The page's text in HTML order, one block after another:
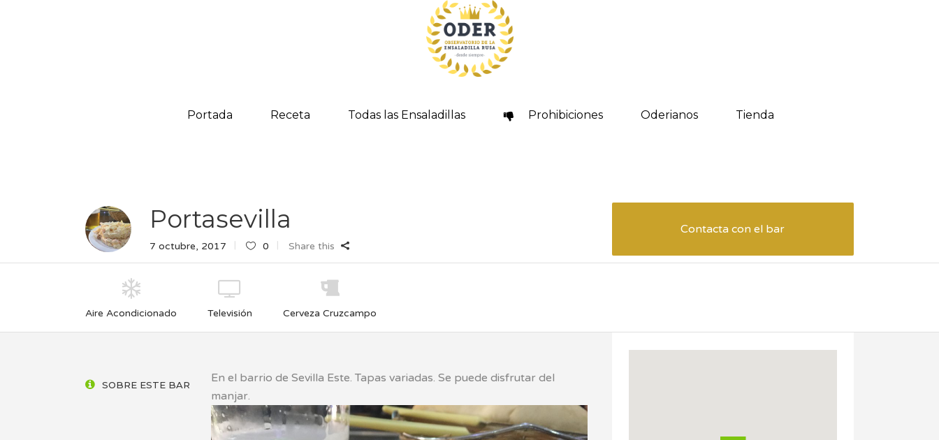
Portada Receta Todas las Ensaladillas Prohibiciones Oderianos Tienda
Portasevilla
7 octubre, 2017 0 Share this
Contacta con el bar
Aire Acondicionado Televisión Cerveza Cruzcampo
SOBRE ESTE BAR
En el barrio de Sevilla Este. Tapas variadas. Se puede disfrutar del
manjar.